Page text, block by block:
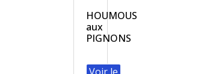
HOUMOUS
aux
PIGNONS